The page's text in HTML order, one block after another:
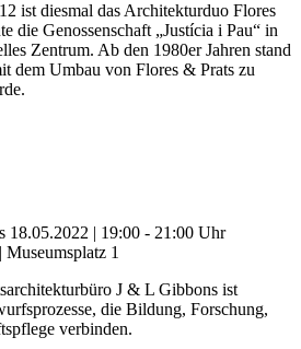
ist diesmal das Architekturduo Flores
die Genossenschaft „Justícia i Pau“ in
Zentrum. Ab den 1980er Jahren stand
dem Umbau von Flores & Prats zu
18.05.2022 | 19:00 - 21:00 Uhr
1
J & L Gibbons ist
die Bildung, Forschung,
verbinden.